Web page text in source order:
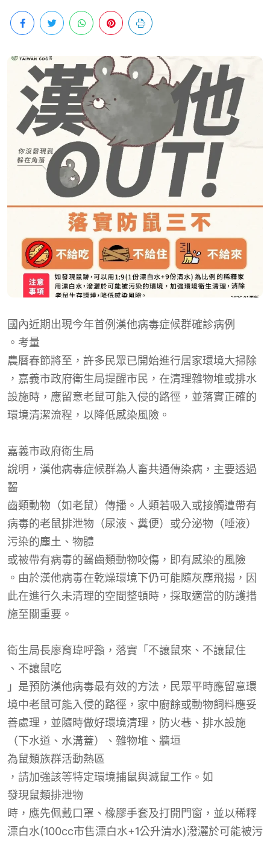
國內近期出現今年首例漢他病毒症候群確診病例
。考量
農曆春節將至，許多民眾已開始進行居家環境大掃除
， 嘉義市政府衛生局提醒市民，在清理雜物堆或排水
設施時，應留意老鼠可能入侵的路徑，並落實正確的
環境清潔流程，以降低感染風險。
嘉義市政府衛生局
說明，漢他病毒症候群為人畜共通傳染病，主要透過
齧
齒類動物（如老鼠）傳播。人類若吸入或接觸遭帶有
病毒的老鼠排泄物（尿液、糞便）或分泌物（唾液）
污染的塵土、物體
或被帶有病毒的齧齒類動物咬傷 ，即有感染的風險
。由於漢他病毒在乾燥環境下仍可能隨灰塵飛揚，因
此在進行久未清理的空間整頓時，採取適當的防護措
施至關重要。
衛生局長廖育瑋呼籲，落實「不讓鼠來 、不讓鼠住
、不讓鼠吃
」是預防漢他病毒最有效的方法，民眾平時應留意環
境中老鼠可能入侵的路徑，家中廚餘或動物飼料應妥
善處理，並隨時做好環境清理，防火巷、排水設施
（下水道、水溝蓋）、雜物堆、牆垣
為鼠類族群活動熱區
，請加強該等特定環境捕鼠與滅鼠工作。如
發現鼠類排泄物
時，應先佩戴口罩、橡膠手套及打開門窗，並以稀釋
漂白水(100cc市售漂白水+1公升清水)潑灑於可能被污